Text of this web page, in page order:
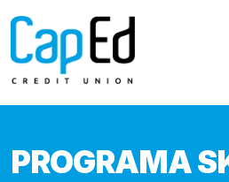
Saltar al contenido principal
PROGRAMA